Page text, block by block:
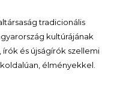
tradicionális
kultúrájának
és újságírók szellemi
élményekkel.